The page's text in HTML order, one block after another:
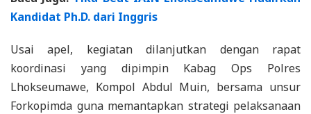
Kandidat Ph.D. dari Inggris
Usai apel, kegiatan dilanjutkan dengan rapat
koordinasi yang dipimpin Kabag Ops Polres
Lhokseumawe, Kompol Abdul Muin, bersama unsur
Forkopimda guna memantapkan strategi pelaksanaan